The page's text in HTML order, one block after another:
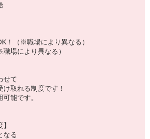
！（※職場により異なる）
場により異なる）
せて
取れる制度です！
能です。
なる